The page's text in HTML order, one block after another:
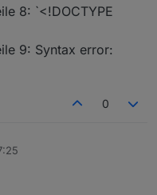
8: `<!DOCTYPE
9: Syntax error:
0